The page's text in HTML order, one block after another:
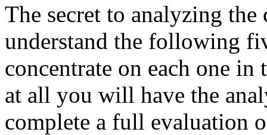
The secret to analyzing
understand the following
concentrate on each one
at all you will have the
complete a full evaluation